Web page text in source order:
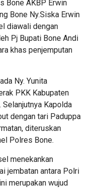
Bone AKBP Erwin
Bone Ny.Siska Erwin
diawali dengan
Pj Bupati Bone Andi
khas penjemputan
Ny. Yunita
PKK Kabupaten
Kapolda
dengan tari Paduppa
diteruskan
Polres Bone.
menekankan
jembatan antara Polri
merupakan wujud